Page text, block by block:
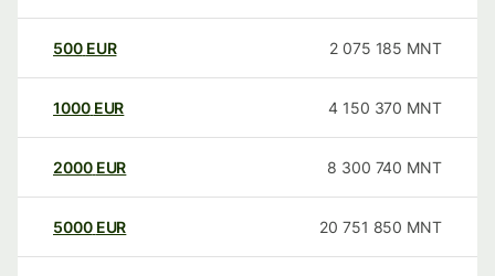
500 EUR 2 075 185 MNT
1000 EUR 4 150 370 MNT
2000 EUR 8 300 740 MNT
5000 EUR 20 751 850 MNT